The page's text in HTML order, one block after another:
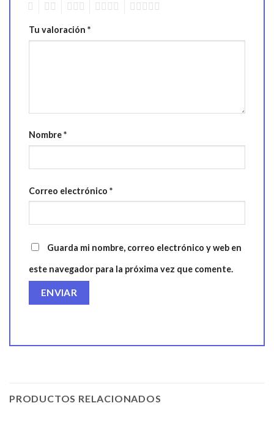
Tu valoración *
Nombre*
Correo electrónico *
Guarda mi nombre, correo electrónico y web en
este navegador para la próxima vez que comente.
PRODUCTOS RELACIONADOS